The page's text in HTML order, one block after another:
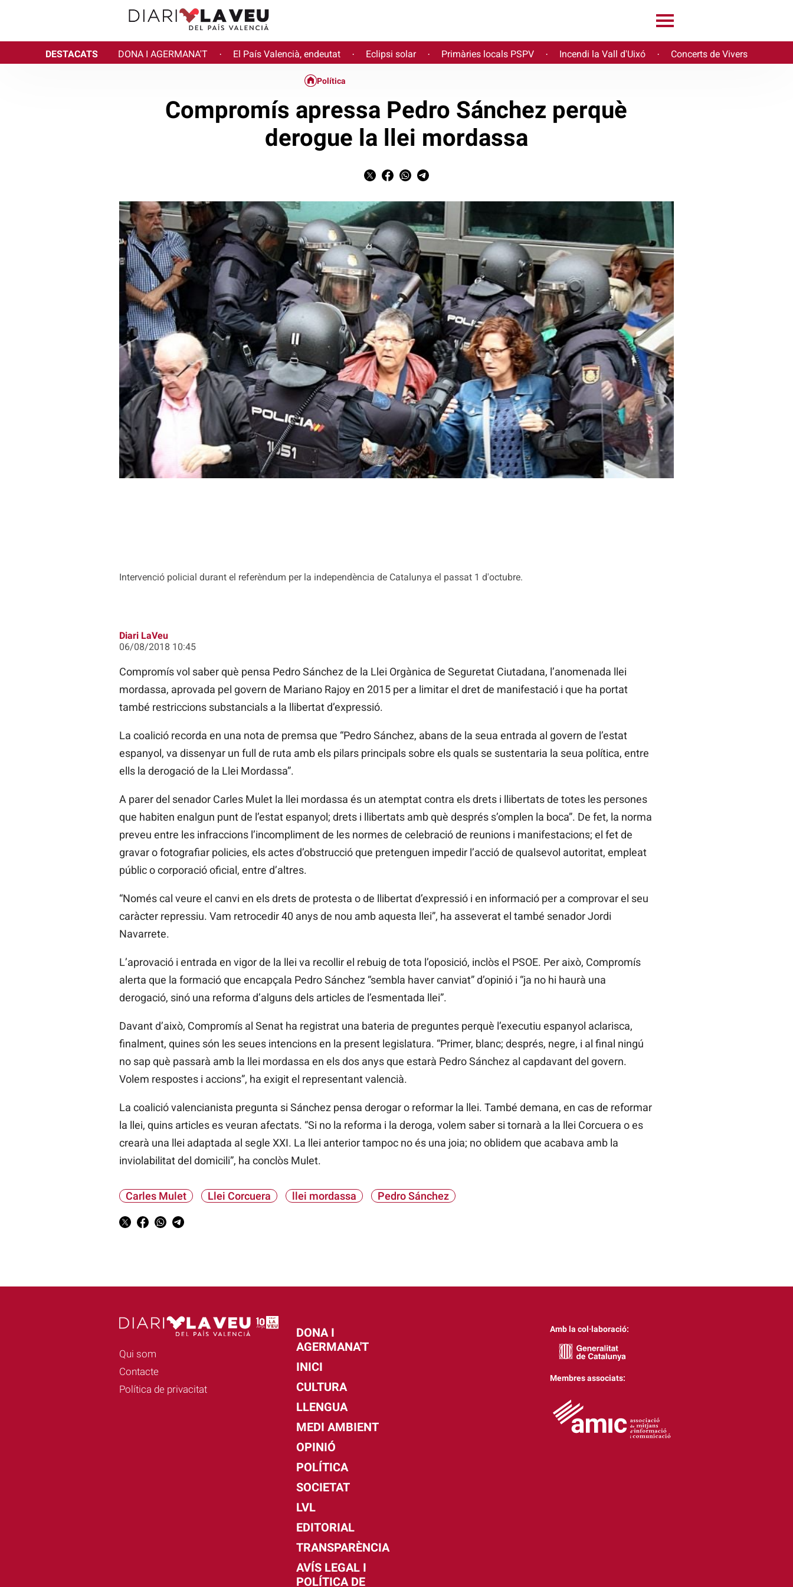
DESTACATS DONA I AGERMANA'T · El País Valencià, endeutat · Eclipsi solar · Primàries locals PSPV · Incendi la Vall d'Uixó · Concerts de Vivers
Intervenció policial durant el referèndum per la independència de Catalunya el passat 1 d'octubre.
Política
Compromís apressa Pedro Sánchez perquè
derogue la llei mordassa
Diari LaVeu
06/08/2018 10:45
Compromís vol saber què pensa Pedro Sánchez de la Llei Orgànica de Seguretat Ciutadana, l’anomenada llei
mordassa, aprovada pel govern de Mariano Rajoy en 2015 per a limitar el dret de manifestació i que ha portat
també restriccions substancials a la llibertat d’expressió.
La coalició recorda en una nota de premsa que “Pedro Sánchez, abans de la seua entrada al govern de l’estat
espanyol, va dissenyar un full de ruta amb els pilars principals sobre els quals se sustentaria la seua política, entre
ells la derogació de la Llei Mordassa”.
A parer del senador Carles Mulet la llei mordassa és un atemptat contra els drets i llibertats de totes les persones
que habiten enalgun punt de l’estat espanyol; drets i llibertats amb què després s’omplen la boca”. De fet, la norma
preveu entre les infraccions l’incompliment de les normes de celebració de reunions i manifestacions; el fet de
gravar o fotografiar policies, els actes d’obstrucció que pretenguen impedir l’acció de qualsevol autoritat, empleat
públic o corporació oficial, entre d’altres.
“Només cal veure el canvi en els drets de protesta o de llibertat d’expressió i en informació per a comprovar el seu
caràcter repressiu. Vam retrocedir 40 anys de nou amb aquesta llei”, ha asseverat el també senador Jordi
Navarrete.
L’aprovació i entrada en vigor de la llei va recollir el rebuig de tota l’oposició, inclòs el PSOE. Per això, Compromís
alerta que la formació que encapçala Pedro Sánchez “sembla haver canviat” d’opinió i “ja no hi haurà una
derogació, sinó una reforma d’alguns dels articles de l’esmentada llei”.
Davant d’això, Compromís al Senat ha registrat una bateria de preguntes perquè l’executiu espanyol aclarisca,
finalment, quines són les seues intencions en la present legislatura. “Primer, blanc; després, negre, i al final ningú
no sap què passarà amb la llei mordassa en els dos anys que estarà Pedro Sánchez al capdavant del govern.
Volem respostes i accions”, ha exigit el representant valencià.
La coalició valencianista pregunta si Sánchez pensa derogar o reformar la llei. També demana, en cas de reformar
la llei, quins articles es veuran afectats. “Si no la reforma i la deroga, volem saber si tornarà a la llei Corcuera o es
crearà una llei adaptada al segle XXI. La llei anterior tampoc no és una joia; no oblidem que acabava amb la
inviolabilitat del domicili”, ha conclòs Mulet.
Carles Mulet Llei Corcuera llei mordassa Pedro Sánchez
Qui som
Contacte
Política de privacitat
DONA I
AGERMANA'T
INICI
CULTURA
LLENGUA
MEDI AMBIENT
OPINIÓ
POLÍTICA
SOCIETAT
LVL
EDITORIAL
TRANSPARÈNCIA
AVÍS LEGAL I
POLÍTICA DE
Amb la col·laboració:
Membres associats: